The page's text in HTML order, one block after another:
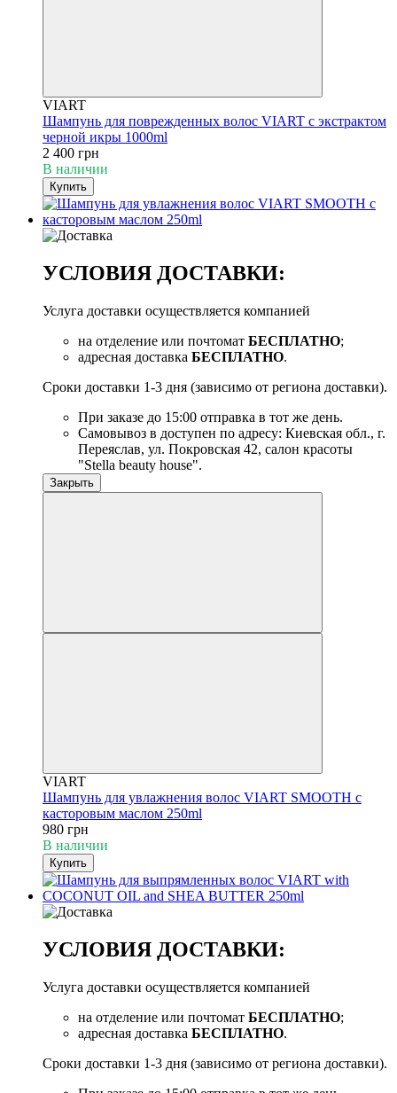
VIART
Шампунь для поврежденных волос VIART с экстрактом
черной икры 1000ml
2 400 грн
В наличии
Купить
УСЛОВИЯ ДОСТАВКИ:
Услуга доставки осуществляется компанией
на отделение или почтомат БЕСПЛАТНО;
адресная доставка БЕСПЛАТНО.
Сроки доставки 1-3 дня (зависимо от региона доставки).
При заказе до 15:00 отправка в тот же день.
Самовывоз в доступен по адресу: Киевская обл., г.
Переяслав, ул. Покровская 42, салон красоты
"Stella beauty house".
Закрыть
VIART
Шампунь для увлажнения волос VIART SMOOTH с
касторовым маслом 250ml
980 грн
В наличии
Купить
УСЛОВИЯ ДОСТАВКИ:
Услуга доставки осуществляется компанией
на отделение или почтомат БЕСПЛАТНО;
адресная доставка БЕСПЛАТНО.
Сроки доставки 1-3 дня (зависимо от региона доставки).